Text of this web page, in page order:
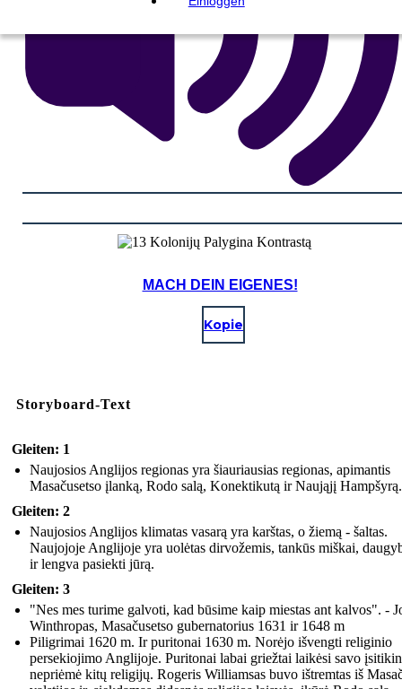
MACH DEIN EIGENES!
Kopie
Storyboard-Text
Gleiten: 1
Naujosios Anglijos regionas yra šiauriausias regionas, apimantis
Masačusetso įlanką, Rodo salą, Konektikutą ir Naująjį Hampšyrą.
Gleiten: 2
Naujosios Anglijos klimatas vasarą yra karštas, o žiemą - šaltas.
Naujojoje Anglijoje yra uolėtas dirvožemis, tankūs miškai,
ir lengva pasiekti jūrą.
Gleiten: 3
"Nes mes turime galvoti, kad būsime kaip miestas ant kalvos". -
Winthropas, Masačusetso gubernatorius 1631 ir 1648 m
Piligrimai 1620 m. Ir puritonai 1630 m. Norėjo išvengti religinio
persekiojimo Anglijoje. Puritonai labai griežtai laikėsi savo
nepriėmė kitų religijų. Rogeris Williamsas buvo ištremtas iš